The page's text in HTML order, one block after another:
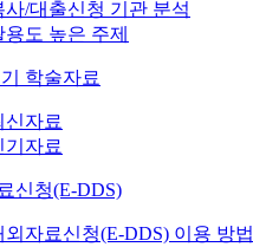
사/대출신청 기관 분석
용도 높은 주제
학술자료
신자료
기자료
신청(E-DDS)
외자료신청(E-DDS) 이용 방법